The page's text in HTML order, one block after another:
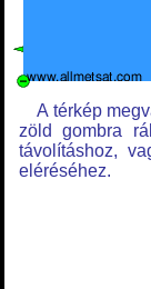
A térkép
zöld gombra
távolításhoz,
eléréséhez.